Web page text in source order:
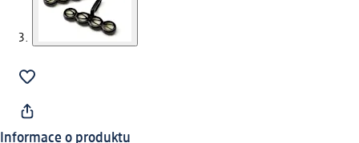
Informace o produktu